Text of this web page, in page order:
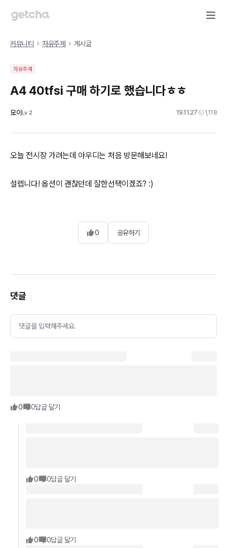
커뮤니티 자유주제 게시글
자유주제
A4 40tfsi 구매 하기로 했습니다ㅎㅎ
모이 Lv 2 19.11.27 1,118
오늘 전시장 가려는데 아우디는 처음 방문해보네요!
설렙니다! 옵션이 괜찮던데 잘한선택이겠죠? :)
0 공유하기
댓글
댓글을 입력해주세요.
0 0답글 달기
0 0답글 달기
0 0답글 달기